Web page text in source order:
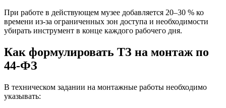
При работе в действующем музее добавляется 20–30 % ко
времени из-за ограниченных зон доступа и необходимости
убирать инструмент в конце каждого рабочего дня.
Как формулировать ТЗ на монтаж по
44-ФЗ
В техническом задании на монтажные работы необходимо
указывать: